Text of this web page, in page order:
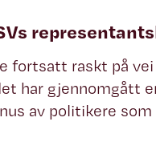
fortsatt raskt på
har gjennomgått
av politikere